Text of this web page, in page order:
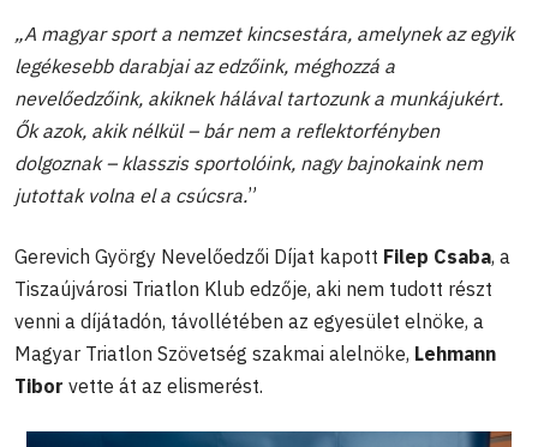
„A magyar sport a nemzet kincsestára, amelynek az egyik
legékesebb darabjai az edzőink, méghozzá a
nevelőedzőink, akiknek hálával tartozunk a munkájukért.
Ők azok, akik nélkül – bár nem a reflektorfényben
dolgoznak – klasszis sportolóink, nagy bajnokaink nem
jutottak volna el a csúcsra.”
Gerevich György Nevelőedzői Díjat kapott Filep Csaba, a
Tiszaújvárosi Triatlon Klub edzője, aki nem tudott részt
venni a díjátadón, távollétében az egyesület elnöke, a
Magyar Triatlon Szövetség szakmai alelnöke, Lehmann
Tibor vette át az elismerést.